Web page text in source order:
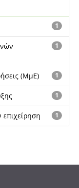
1
1
1
(ΜμΕ)
1
1